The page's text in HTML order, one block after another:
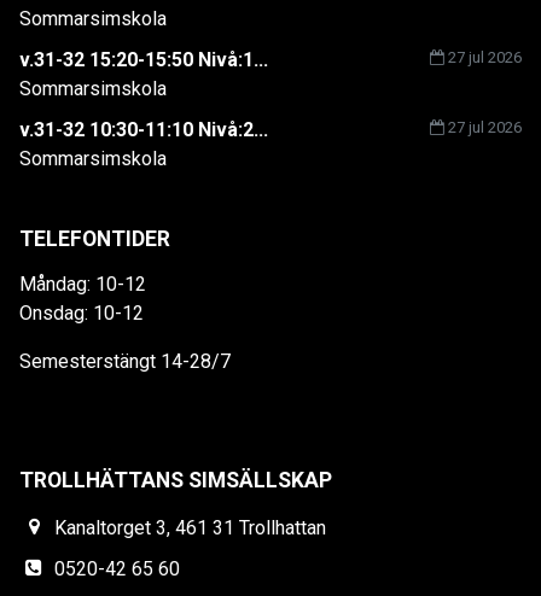
Sommarsimskola
v.31-32 15:20-15:50 Nivå:1...
27 jul 2026
Sommarsimskola
v.31-32 10:30-11:10 Nivå:2...
27 jul 2026
Sommarsimskola
TELEFONTIDER
Måndag: 10-12
Onsdag: 10-12
Semesterstängt 14-28/7
TROLLHÄTTANS SIMSÄLLSKAP
Kanaltorget 3, 461 31 Trollhattan
0520-42 65 60